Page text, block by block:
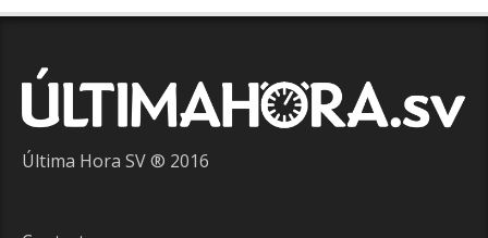
Última Hora SV ® 2016